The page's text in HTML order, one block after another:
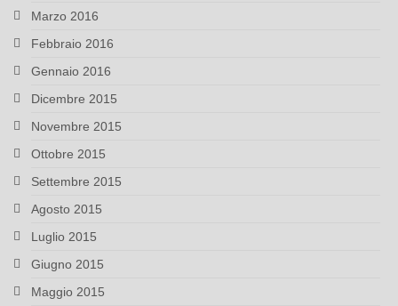
Marzo 2016
Febbraio 2016
Gennaio 2016
Dicembre 2015
Novembre 2015
Ottobre 2015
Settembre 2015
Agosto 2015
Luglio 2015
Giugno 2015
Maggio 2015